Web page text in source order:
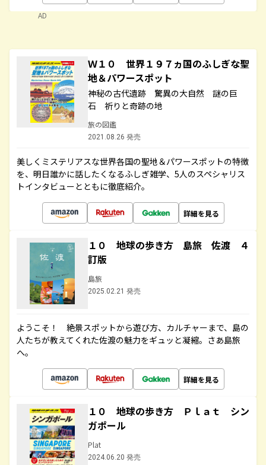
AD
Ｗ１０ 世界１９７ヵ国のふしぎな聖
地＆パワースポット
神秘の古代遺跡 驚異の大自然 謎の巨
石 祈りと奇跡の地
旅の図鑑
2021.08.26 発売
美しくミステリアスな世界各国の聖地＆パワースポットの特徴
を、明日誰かに話したくなるふしぎ雑学、5人のスペシャリス
トインタビューとともに徹底紹介。
詳細を見る
１０ 地球の歩き方 島旅 佐渡 ４
訂版
島旅
2025.02.21 発売
ようこそ！ 絶景スポットから遊び方、カルチャーまで、島の
人たちが教えてくれた佐渡の魅力をギュッと凝縮。さあ島旅
へ。
詳細を見る
１０ 地球の歩き方 Ｐｌａｔ シン
ガポール
Plat
2024.06.20 発売